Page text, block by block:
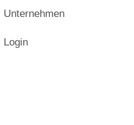
Unternehmen
Login